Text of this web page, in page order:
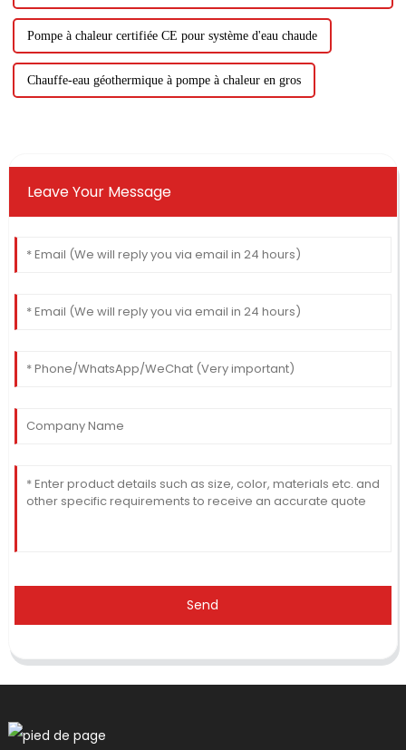
Pompe à chaleur certifiée CE pour système d'eau chaude
Chauffe-eau géothermique à pompe à chaleur en gros
Leave Your Message
Send